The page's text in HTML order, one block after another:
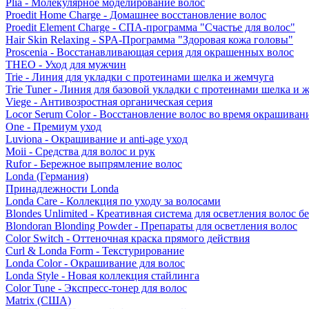
Plia - Молекулярное моделирование волос
Proedit Home Charge - Домашнее восстановление волос
Proedit Element Charge - СПА-программа "Счастье для волос"
Hair Skin Relaxing - SPA-Программа "Здоровая кожа головы"
Proscenia - Восстанавливающая серия для окрашенных волос
THEO - Уход для мужчин
Trie - Линия для укладки с протеинами шелка и жемчуга
Trie Tuner - Линия для базовой укладки с протеинами шелка и
Viege - Антивозростная органическая серия
Locor Serum Color - Восстановление волос во время
One - Премиум уход
Luviona - Окрашивание и anti-age уход
Moii - Средства для волос и рук
Rufor - Бережное выпрямление волос
Londa (Германия)
Принадлежности Londa
Londa Care - Коллекция по уходу за волосами
Blondes Unlimited - Креативная система для осветления волос
Blondoran Blonding Powder - Препараты для осветления волос
Color Switch - Оттеночная краска прямого действия
Curl & Londa Form - Текстурирование
Londa Color - Окрашивание для волос
Londa Style - Новая коллекция стайлинга
Color Tune - Экспресс-тонер для волос
Matrix (США)